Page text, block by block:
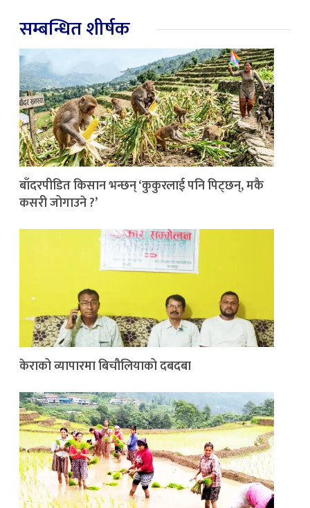
सम्बन्धित शीर्षक
बाँदरपीडित किसान भन्छन् ‘कुकुरलाई पनि पिट्छन्, मकै
कसरी जोगाउने ?’
केराको व्यापारमा बिचौलियाको दबदबा